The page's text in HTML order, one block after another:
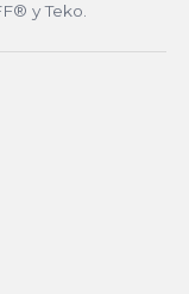
y Teko.